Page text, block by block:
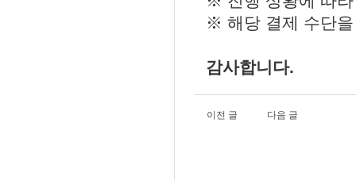
※ 해당 결제 수단
감사합니다.
이전 글 다음 글